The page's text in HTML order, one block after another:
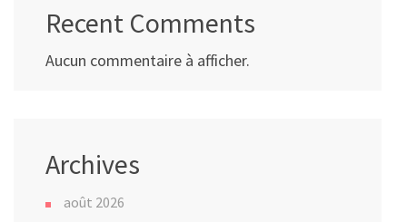
Recent Comments
Aucun commentaire à afficher.
Archives
août 2026